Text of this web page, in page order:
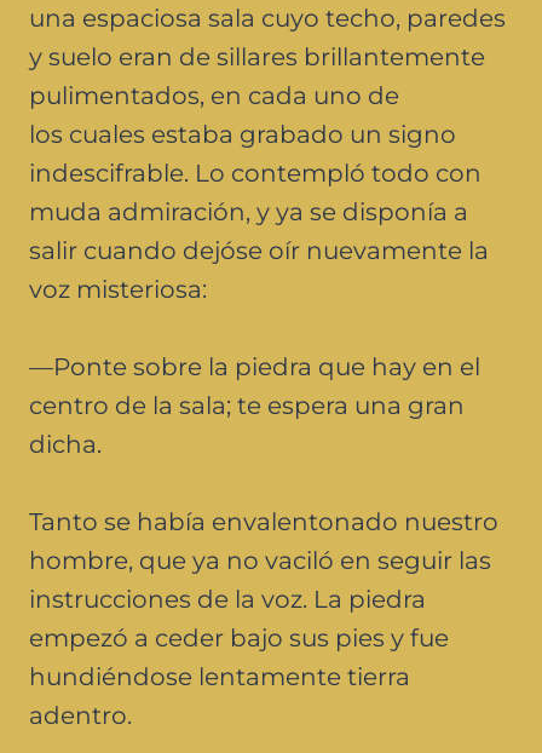
una espaciosa sala cuyo techo, paredes
y suelo eran de sillares brillantemente
pulimentados, en cada uno de
los cuales estaba grabado un signo
indescifrable. Lo contempló todo con
muda admiración, y ya se disponía a
salir cuando dejóse oír nuevamente la
voz misteriosa:
—Ponte sobre la piedra que hay en el
centro de la sala; te espera una gran
dicha.
Tanto se había envalentonado nuestro
hombre, que ya no vaciló en seguir las
instrucciones de la voz. La piedra
empezó a ceder bajo sus pies y fue
hundiéndose lentamente tierra
adentro.